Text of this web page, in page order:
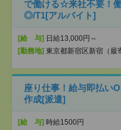
で働ける☆来社不要！
◎/T1[アルバイト]
[給 与] 日給13,000円～
[勤務地] 東京都新宿区新宿（最
座り仕事！給与即払い
作成[派遣]
[給 与] 時給1500円